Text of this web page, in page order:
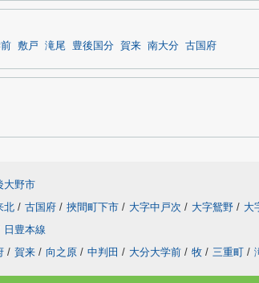
敷戸 滝尾 豊後国分 賀来 南大分 古国府
大野市
北 / 古国府 / 挾間町下市 / 大字中戸次 / 大字鴛野 / 大
日豊本線
/ 賀来 / 向之原 / 中判田 / 大分大学前 / 牧 / 三重町 /